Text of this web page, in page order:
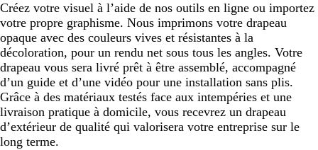
Créez votre visuel à l’aide de nos outils en ligne ou importez
votre propre graphisme. Nous imprimons votre drapeau
opaque avec des couleurs vives et résistantes à la
décoloration, pour un rendu net sous tous les angles. Votre
drapeau vous sera livré prêt à être assemblé, accompagné
d’un guide et d’une vidéo pour une installation sans plis.
Grâce à des matériaux testés face aux intempéries et une
livraison pratique à domicile, vous recevrez un drapeau
d’extérieur de qualité qui valorisera votre entreprise sur le
long terme.